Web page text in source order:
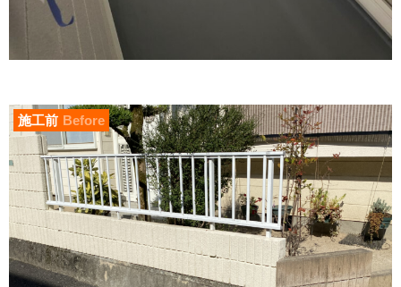
施工前 Before